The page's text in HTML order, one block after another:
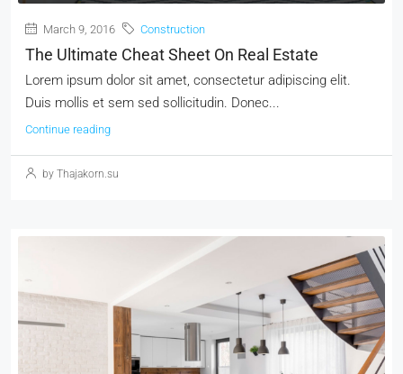
March 9, 2016 Construction
The Ultimate Cheat Sheet On Real Estate
Lorem ipsum dolor sit amet, consectetur adipiscing elit.
Duis mollis et sem sed sollicitudin. Donec...
Continue reading
by Thajakorn.su